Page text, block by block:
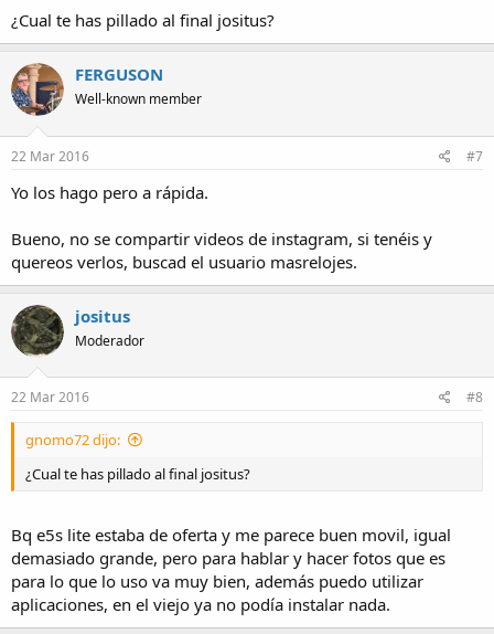
¿Cual te has pillado al final jositus?
FERGUSON
Well-known member
22 Mar 2016 #7
Yo los hago pero a rápida.
Bueno, no se compartir videos de instagram, si tenéis y
quereos verlos, buscad el usuario masrelojes.
jositus
Moderador
22 Mar 2016 #8
gnomo72 dijo:
¿Cual te has pillado al final jositus?
Bq e5s lite estaba de oferta y me parece buen movil, igual
demasiado grande, pero para hablar y hacer fotos que es
para lo que lo uso va muy bien, además puedo utilizar
aplicaciones, en el viejo ya no podía instalar nada.